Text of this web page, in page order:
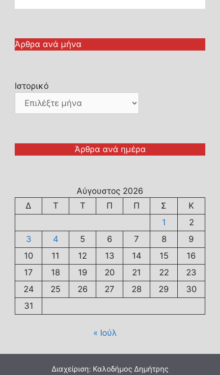
Άρθρα ανά μήνα
Ιστορικό
Άρθρα ανά ημέρα
Αύγουστος 2026
Δ
Τ Τ Π Π Σ
Κ
1
2
3
4 5 6 7 8
9
10
11 12 13 14 15
16
17
18 19 20 21 22
23
24
25 26 27 28 29
30
31
« Ιούλ
Διαχείριση: Καλοδήμος Δημήτρης